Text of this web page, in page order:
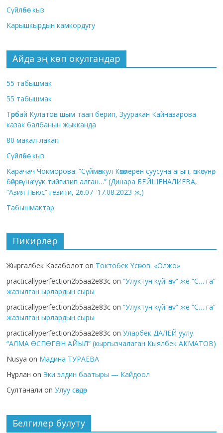
Сүйлөбөс кыз
Карышкырдын камкордугу
Айда эң көп окулгандар
55 табышмак
55 табышмак
Төрөбай Кулатов шым таап берип, Зууракан Кайназарова
казак балбанын жыкканда
80 макал-лакап
Сүйлөбөс кыз
Карачач Чокморова: “Сүймөнкул Көкөмерен суусуна агып, өпкөсүнө,
бөйрөгүнө суук тийгизип алган…” (Динара БЕЙШЕНАЛИЕВА,
“Азия Ньюс” гезити, 26.07–17.08.2023-ж.)
Табышмактар
Пикирлер
Жыргалбек Касаболот on Токтобек Үсөнов. «Олжо»
practicallyperfection2b5aa2e83c on“Улуктун күйгөнү” же “С… га”
жазылган ырлардын сыры
practicallyperfection2b5aa2e83c on“Улуктун күйгөнү” же “С… га”
жазылган ырлардын сыры
practicallyperfection2b5aa2e83c onУларбек ДАЛЕЙ уулу.
“АЛМА ӨСПӨГӨН АЙЫЛ” (кыргызчалаган Кыялбек АКМАТОВ)
Nusya on Мадина ТУРАЕВА
Нұрлан on Эки элдин баатыры — Кайдоол
Султанали onУлуу сөздөр
Белгилер булуту